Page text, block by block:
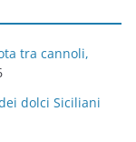
tra cannoli,
dolci Siciliani